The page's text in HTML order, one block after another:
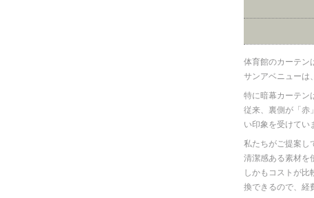
体育館のカーテン
サンアベニューは
特に暗幕カーテン
従来、裏側が「赤
い印象を受けてい
私たちがご提案し
清潔感ある素材を
しかもコストが
換できるので、経